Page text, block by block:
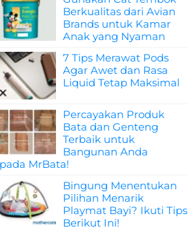
Berkualitas dari Avian
Brands untuk Kamar
Anak yang Nyaman
7 Tips Merawat Pods
Agar Awet dan Rasa
Liquid Tetap Maksimal
Percayakan Produk
Bata dan Genteng
Terbaik untuk
Bangunan Anda
MrBata!
Bingung Menentukan
Pilihan Menarik
Playmat Bayi? Ikuti Tips
Berikut Ini!